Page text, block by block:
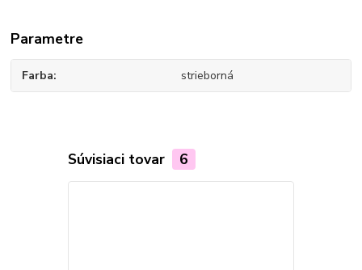
Parametre
Farba strieborná
Súvisiaci tovar 6